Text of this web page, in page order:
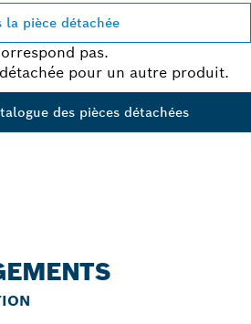
la pièce détachée
pas.
pour un autre produit.
des pièces détachées